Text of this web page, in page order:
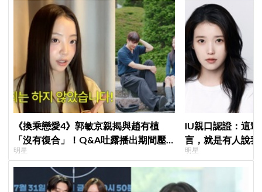
《換乘戀愛4》郭敏京親揭與趙有植
「沒有復合」！Q&A吐露播出期間壓
力爆表，曾因惡評失眠
明星
IU親口認證：這
言，就是有人說
明星